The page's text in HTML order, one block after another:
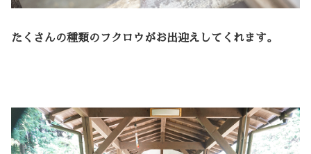
たくさんの種類のフクロウがお出迎えしてくれます。